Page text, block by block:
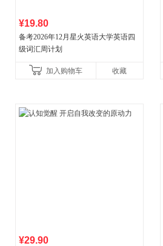
¥19.80
备考2026年12月星火英语大学英语四
级词汇周计划
加入购物车 收藏
¥29.90